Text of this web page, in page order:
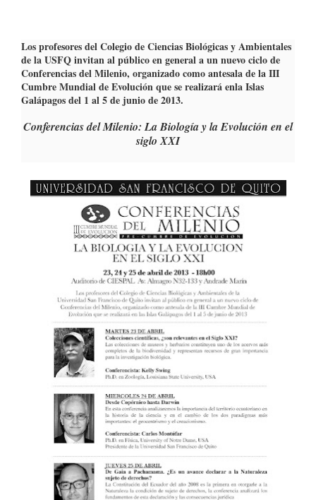
Los profesores del Colegio de Ciencias Biológicas y Ambientales
de la USFQ invitan al público en general a un nuevo ciclo de
Conferencias del Milenio, organizado como antesala de la III
Cumbre Mundial de Evolución que se realizará enla Islas
Galápagos del 1 al 5 de junio de 2013.
Conferencias del Milenio: La Biología y la Evolución en el
siglo XXI